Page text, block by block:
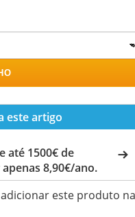
este artigo
até 1500€ de
8,90€/ano.
este produto na